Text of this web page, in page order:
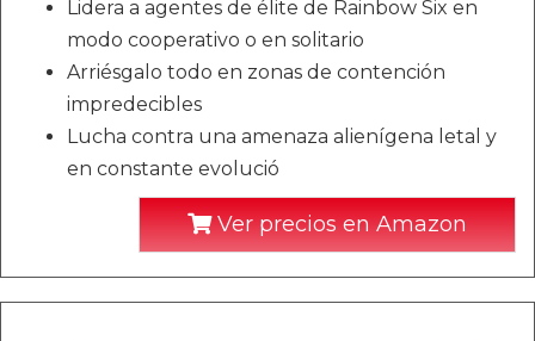
Lidera a agentes de élite de Rainbow Six en
modo cooperativo o en solitario
Arriésgalo todo en zonas de contención
impredecibles
Lucha contra una amenaza alienígena letal y
en constante evolució
Ver precios en Amazon